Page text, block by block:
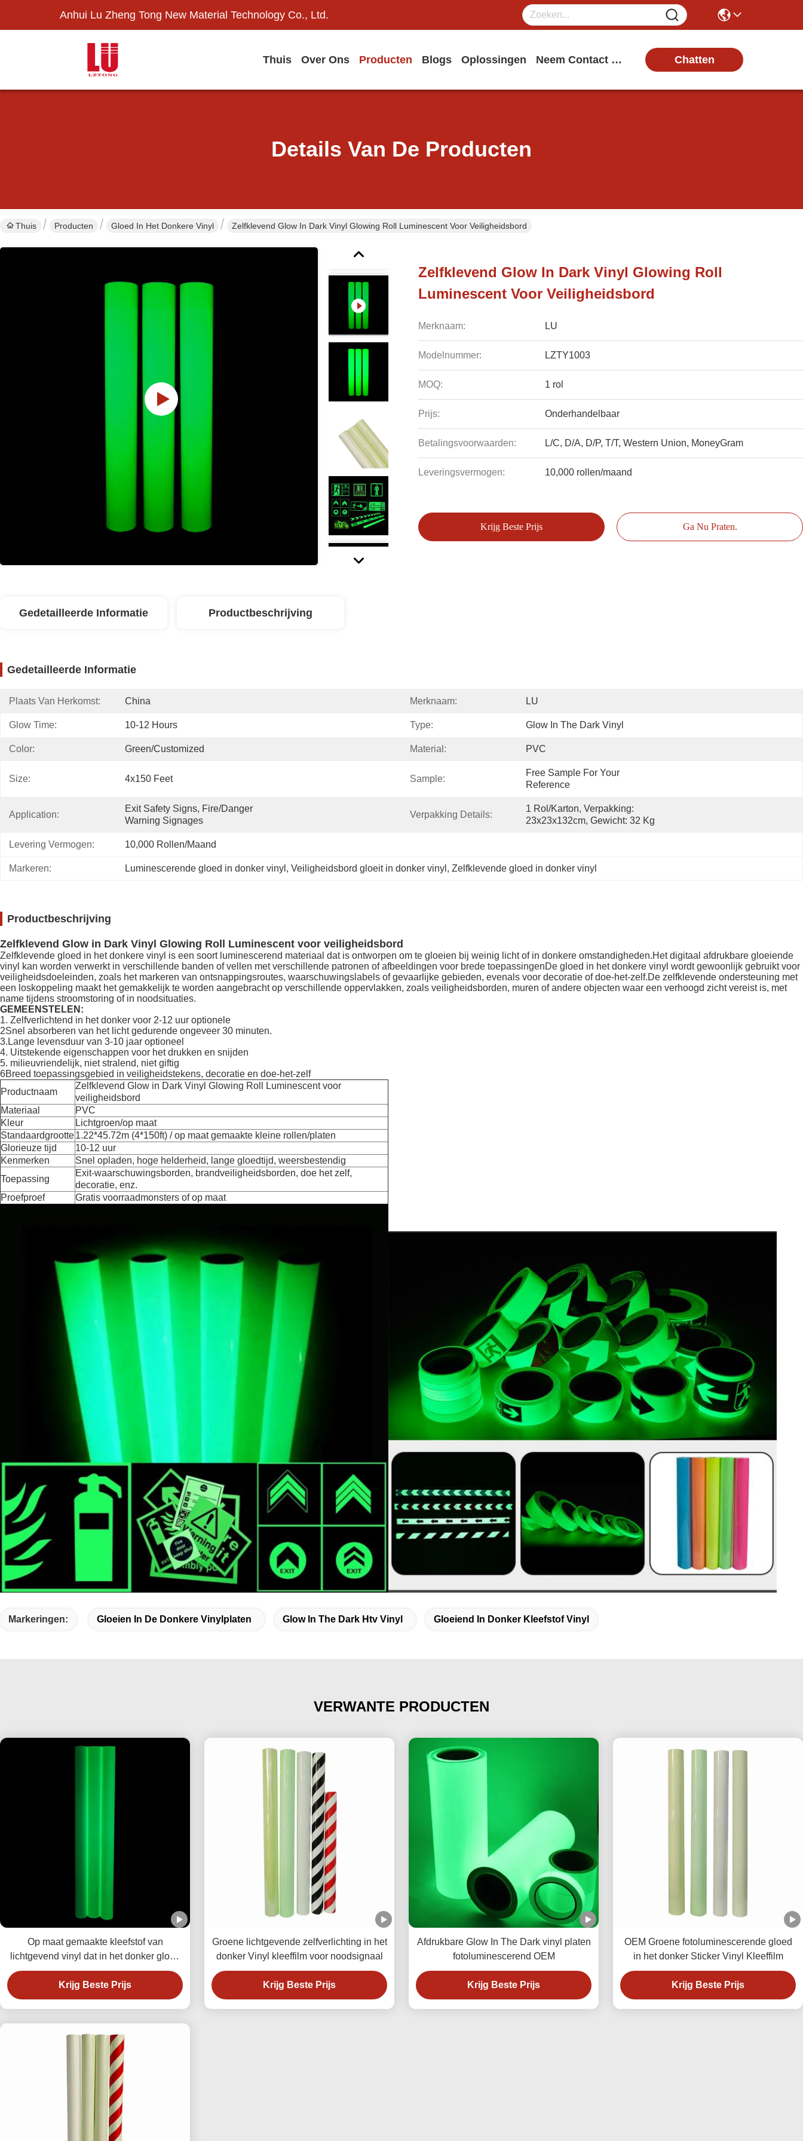
Anhui Lu Zheng Tong New Material Technology Co., Ltd.
Thuis Over Ons Producten Blogs Oplossingen Neem Contact Met Ons Op Chatten
Details Van De Producten
Thuis Producten Gloed In Het Donkere Vinyl Zelfklevend Glow In Dark Vinyl Glowing Roll Luminescent Voor Veiligheidsbord
Zelfklevend Glow In Dark Vinyl Glowing Roll
Luminescent Voor Veiligheidsbord
Merknaam: LU
Modelnummer: LZTY1003
MOQ: 1 rol
Prijs: Onderhandelbaar
Betalingsvoorwaarden: L/C, D/A, D/P, T/T, Western Union, MoneyGram
Leveringsvermogen: 10,000 rollen/maand
Krijg Beste Prijs Ga Nu Praten.
Gedetailleerde Informatie Productbeschrijving
Gedetailleerde Informatie
Plaats Van Herkomst: China Merknaam: LU
Glow Time: 10-12 Hours Type: Glow In The Dark Vinyl
Color: Green/customized Material: PVC
Size: 4x150 Feet Sample:
Free Sample For Your
Reference
Application:
Exit Safety Signs, Fire/danger
Warning Signages
Verpakking Details:
1 Rol/karton, Verpakking:
23x23x132cm, Gewicht: 32 Kg
Levering Vermogen: 10,000 Rollen/maand
Markeren: Luminescerende gloed in donker vinyl , Veiligheidsbord gloeit in donker vinyl , Zelfklevende gloed in donker vinyl
Productbeschrijving
Zelfklevend Glow in Dark Vinyl Glowing Roll Luminescent voor veiligheidsbord
Zelfklevende gloed in het donkere vinyl is een soort luminescerend materiaal dat is ontworpen om te gloeien bij weinig licht of in donkere omstandigheden.Het digitaal afdrukbare gloeiende
vinyl kan worden verwerkt in verschillende banden of vellen met verschillende patronen of afbeeldingen voor brede toepassingenDe gloed in het donkere vinyl wordt gewoonlijk gebruikt voor
veiligheidsdoeleinden, zoals het markeren van ontsnappingsroutes, waarschuwingslabels of gevaarlijke gebieden, evenals voor decoratie of doe-het-zelf.De zelfklevende ondersteuning met
een loskoppeling maakt het gemakkelijk te worden aangebracht op verschillende oppervlakken, zoals veiligheidsborden, muren of andere objecten waar een verhoogd zicht vereist is, met
name tijdens stroomstoring of in noodsituaties.
GEMEENSTELEN:
1. Zelfverlichtend in het donker voor 2-12 uur optionele
2Snel absorberen van het licht gedurende ongeveer 30 minuten.
3.Lange levensduur van 3-10 jaar optioneel
4. Uitstekende eigenschappen voor het drukken en snijden
5. milieuvriendelijk, niet stralend, niet giftig
6Breed toepassingsgebied in veiligheidstekens, decoratie en doe-het-zelf
Productnaam
Zelfklevend Glow in Dark Vinyl Glowing Roll Luminescent voor
veiligheidsbord
Materiaal
PVC
Kleur
Lichtgroen/op maat
Standaardgrootte1.22*45.72m (4*150ft) / op maat gemaakte kleine rollen/platen
Glorieuze tijd
10-12 uur
Kenmerken
Snel opladen, hoge helderheid, lange gloedtijd, weersbestendig
Toepassing
Exit-waarschuwingsborden, brandveiligheidsborden, doe het zelf,
decoratie, enz.
Proefproef
Gratis voorraadmonsters of op maat
Markeringen: Gloeien In De Donkere Vinylplaten Glow In The Dark Htv Vinyl Gloeiend In Donker Kleefstof Vinyl
VERWANTE PRODUCTEN
Op maat gemaakte kleefstof van
lichtgevend vinyl dat in het donker gloeit
voor gloeiende borden
Krijg Beste Prijs
Groene lichtgevende zelfverlichting in het
donker Vinyl kleeffilm voor noodsignaal
Krijg Beste Prijs
Afdrukbare Glow In The Dark vinyl platen
fotoluminescerend OEM
Krijg Beste Prijs
OEM Groene fotoluminescerende gloed
in het donker Sticker Vinyl Kleeffilm
Krijg Beste Prijs